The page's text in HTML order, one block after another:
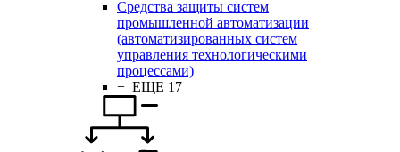
Средства защиты систем
промышленной автоматизации
(автоматизированных систем
управления технологическими
процессами)
+ ЕЩЕ 17